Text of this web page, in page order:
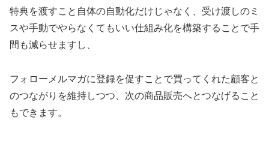
特典を渡すこと自体の自動化だけじゃなく、受け渡しのミ
スや手動でやらなくてもいい仕組み化を構築することで手
間も減らせますし、
フォローメルマガに登録を促すことで買ってくれた顧客と
のつながりを維持しつつ、次の商品販売へとつなげること
もできます。